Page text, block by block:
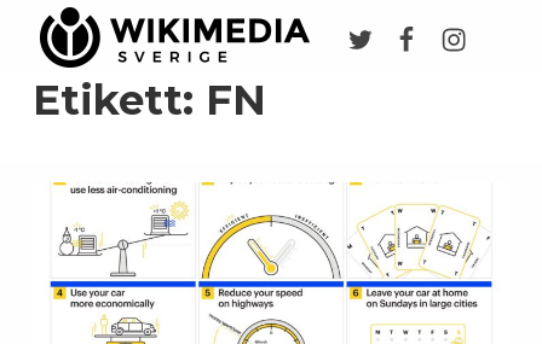
Etikett: FN